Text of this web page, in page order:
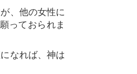
、他の女性に
っておられま
なれば、神は